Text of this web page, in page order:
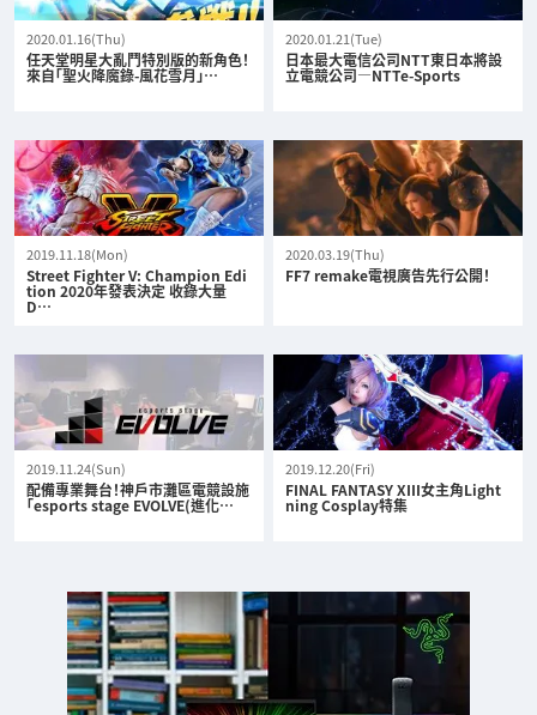
2020.01.16(Thu)
任天堂明星大亂鬥特別版的新角色！
來自「聖火降魔錄-風花雪月」…
2020.01.21(Tue)
日本最大電信公司NTT東日本將設
立電競公司—NTTe-Sports
2019.11.18(Mon)
Street Fighter V: Champion Edi
tion 2020年發表決定 收錄大量
D…
2020.03.19(Thu)
FF7 remake電視廣告先行公開！
2019.11.24(Sun)
配備專業舞台！神戶市灘區電競設施
「esports stage EVOLVE(進化…
2019.12.20(Fri)
FINAL FANTASY XIII女主角Light
ning Cosplay特集